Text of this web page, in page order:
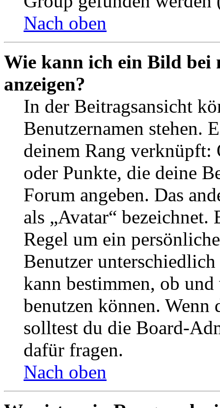
Nach oben
Wie kann ich ein Bild bei
anzeigen?
In der Beitragsansicht
Benutzernamen stehen.
deinem Rang verknüpft:
oder Punkte, die deine
Forum angeben. Das
als „Avatar“
Regel um ein
Benutzer
kann bestimmen, ob
benutzen können. Wenn
solltest du die Board-
dafür fragen.
Nach oben